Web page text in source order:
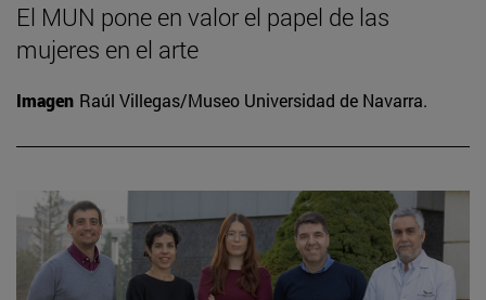
El MUN pone en valor el papel de las
mujeres en el arte
Imagen Raúl Villegas/Museo Universidad de Navarra.